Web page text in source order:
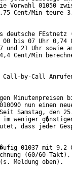
Vorwahl 01050
Cent/Min teure
deutsche FEstnetz
00 bis 07 Uhr 0,74
und 21 Uhr sowie
4,4 Cent/Min
Call-by-Call
Minutenpreisen
nun einen
Samstag, den
im weniger
dass jeder
01037 mit 9,2
(60/60-Takt),
Meldung oben).